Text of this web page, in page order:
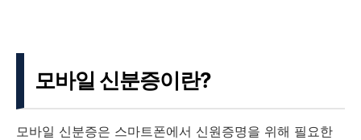
모바일 신분증이란?
모바일 신분증은 스마트폰에서 신원증명을 위해 필요한